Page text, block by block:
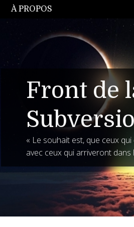
À PROPOS
Front de
« Le souhait est, que ceux
avec ceux qui arriveront dans